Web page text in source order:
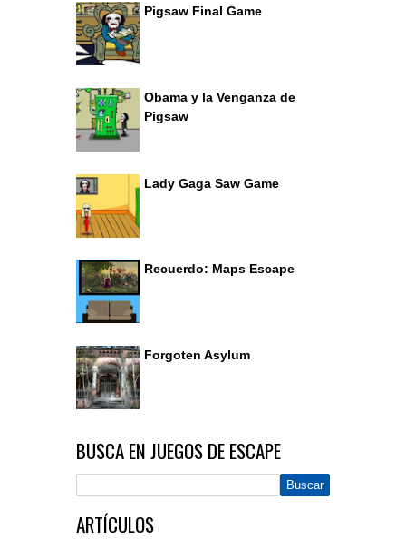
Pigsaw Final Game
Obama y la Venganza de
Pigsaw
Lady Gaga Saw Game
Recuerdo: Maps Escape
Forgoten Asylum
BUSCA EN JUEGOS DE ESCAPE
ARTÍCULOS